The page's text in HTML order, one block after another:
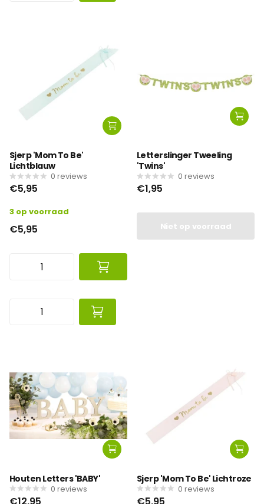
Sjerp 'Mom To Be'
Lichtblauw
0 reviews
€5,95
3 op voorraad
€5,95
Letterslinger Tweeling
'Twins'
0 reviews
€1,95
Niet op voorraad
Houten Letters 'BABY'
0 reviews
Sjerp 'Mom To Be' Lichtroze
0 reviews